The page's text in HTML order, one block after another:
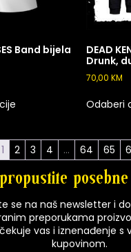
Band bijela
DEAD
Drunk,
70,00 KM
Odaberi
1 2 3 4 … 64 65
se na naš newsletter i
preporukama
vas i iznenađenje s
kupovinom.